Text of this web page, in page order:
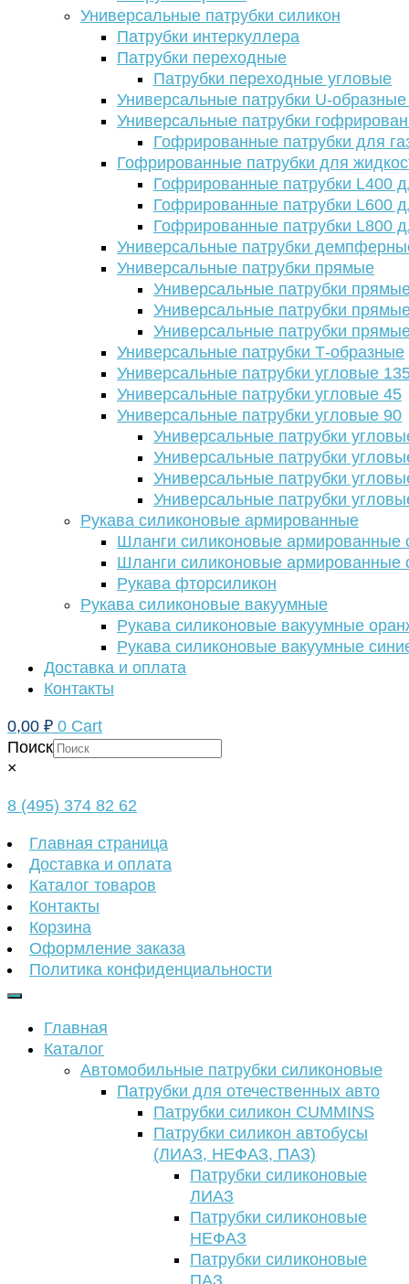
Универсальные патрубки силикон
Патрубки интеркуллера
Патрубки переходные
Патрубки переходные угловые
Универсальные патрубки U-
Универсальные патрубки
Гофрированные патрубки для
Гофрированные патрубки для
Гофрированные патрубки L400
Гофрированные патрубки L600
Гофрированные патрубки L800
Универсальные патрубки
Универсальные патрубки прямые
Универсальные патрубки
Универсальные патрубки
Универсальные патрубки
Универсальные патрубки Т-образные
Универсальные патрубки угловые
Универсальные патрубки угловые 45
Универсальные патрубки угловые 90
Универсальные патрубки
Универсальные патрубки
Универсальные патрубки
Универсальные патрубки
Рукава силиконовые армированные
Шланги силиконовые армированные
Шланги силиконовые армированные
Рукава фторсиликон
Рукава силиконовые вакуумные
Рукава силиконовые вакуумные
Рукава силиконовые вакуумные
Доставка и оплата
Контакты
0,00 ₽ 0 Cart
Поиск
×
8 (495) 374 82 62
Главная страница
Доставка и оплата
Каталог товаров
Контакты
Корзина
Оформление заказа
Политика конфиденциальности
Главная
Каталог
Автомобильные патрубки силиконовые
Патрубки для отечественных авто
Патрубки силикон CUMMINS
Патрубки силикон автобусы
(ЛИАЗ, НЕФАЗ, ПАЗ)
Патрубки силиконовые
ЛИАЗ
Патрубки силиконовые
НЕФАЗ
Патрубки силиконовые
ПАЗ